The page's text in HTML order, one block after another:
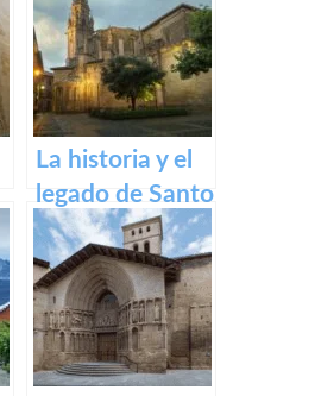
recorrido por el
pueblo riojano
La historia y el
legado de Santo
Domingo de la
Calzada